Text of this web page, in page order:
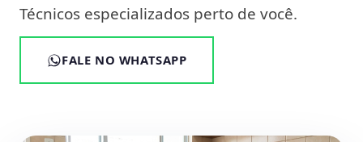
Técnicos especializados perto de você.
FALE NO WHATSAPP